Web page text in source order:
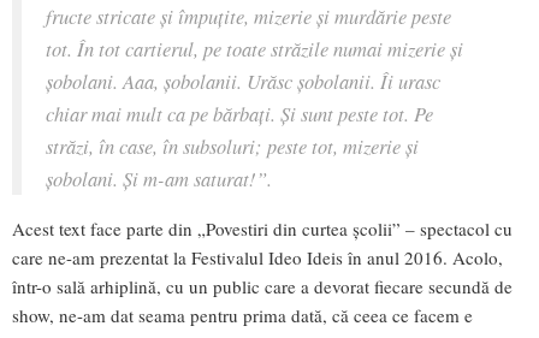
fructe stricate și împuțite, mizerie și murdărie peste
tot. În tot cartierul, pe toate străzile numai mizerie și
șobolani. Aaa, șobolanii. Urăsc șobolanii. Îi urasc
chiar mai mult ca pe bărbați. Și sunt peste tot. Pe
străzi, în case, în subsoluri; peste tot, mizerie și
șobolani. Și m-am saturat!”.
Acest text face parte din „Povestiri din curtea școlii” – spectacol cu
care ne-am prezentat la Festivalul Ideo Ideis în anul 2016. Acolo,
într-o sală arhiplină, cu un public care a devorat fiecare secundă de
show, ne-am dat seama pentru prima dată, că ceea ce facem e